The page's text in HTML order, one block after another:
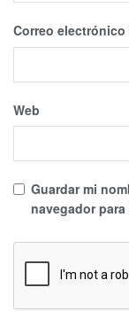
Correo electrónico
Web
Guardar mi
navegador